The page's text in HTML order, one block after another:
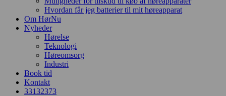
Hvordan får jeg batterier til mit høreapparat
Om HørNu
Nyheder
Hørelse
Teknologi
Høreomsorg
Industri
Book tid
Kontakt
33132373